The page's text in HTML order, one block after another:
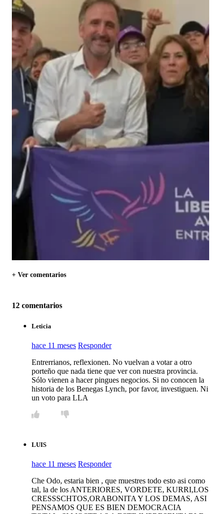
+ Ver comentarios
12 comentarios
Leticia
hace 11 meses Responder
Entrerrianos, reflexionen. No vuelvan a votar a otro
porteño que nada tiene que ver con nuestra provincia.
Sólo vienen a hacer pingues negocios. Si no conocen la
historia de los Benegas Lynch, por favor, investiguen. Ni
un voto para LLA
LUIS
hace 11 meses Responder
Che Odo, estaria bien , que muestres todo esto asi como
tal, la de los ANTERIORES, VORDETE, KURRI,LOS
CRESSSCHTOS,ORABONITA Y LOS DEMAS, ASI
PENSAMOS QUE ES BIEN DEMOCRACIA